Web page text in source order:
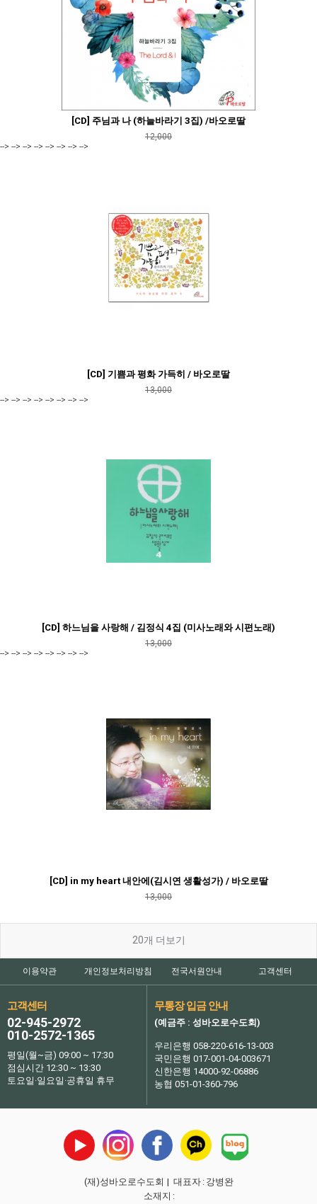
[CD] 주님과 나 (하늘바라기 3집) /바오로딸
12,000
--> --> --> --> --> --> --> -->
[CD] 기쁨과 평화 가득히 / 바오로딸
13,000
--> --> --> --> --> --> --> -->
[CD] 하느님을 사랑해 / 김정식 4집 (미사노래와 시편노래)
13,000
--> --> --> --> --> --> --> -->
[CD] in my heart 내안에(김시연 생활성가) / 바오로딸
13,000
20개 더보기
이용약관 개인정보처리방침 전국서원안내 고객센터
고객센터
02-945-2972
010-2572-1365
평일(월~금) 09:00 ~ 17:30
점심시간 12:30 ~ 13:30
토요일·일요일·공휴일 휴무
무통장 입금 안내
(예금주 : 성바오로수도회)
우리은행 058-220-616-13-003
국민은행 017-001-04-003671
신한은행 14000-92-06886
농협 051-01-360-796
(재)성바오로수도회 | 대표자 : 강병완
소재지 :